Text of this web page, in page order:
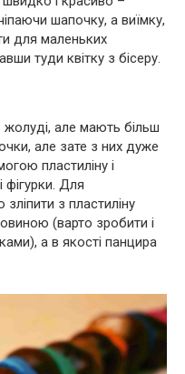
шапочку, а виїмку,
для маленьких
туди квітку з бісеру.
але мають більш
але зате з них дуже
пластиліну і
фігурки. Для
з пластиліну
(варто зробити і
а в якості панцира